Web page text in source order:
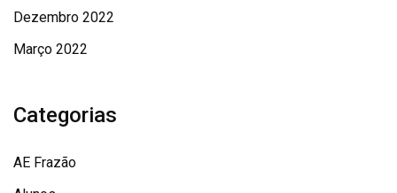
Dezembro 2022
Março 2022
Categorias
AE Frazão